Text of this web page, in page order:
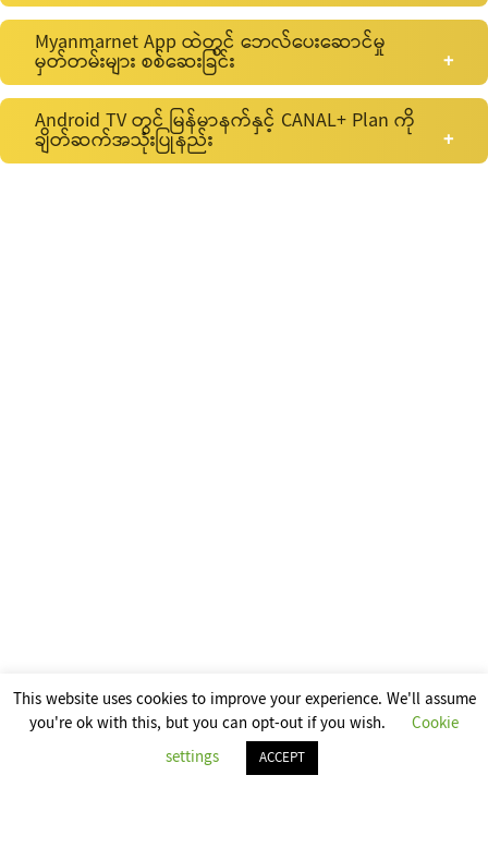
Myanmarnet App ထဲတွင် ဘေလ်ပေးဆောင်မှု
မှတ်တမ်းများ စစ်ဆေးခြင်း
Android TV တွင် မြန်မာနက်နှင့် CANAL+ Plan ကို
ချိတ်ဆက်အသုံးပြုနည်း
This website uses cookies to improve your experience. We'll assume
you're ok with this, but you can opt-out if you wish.
Cookie
settings
ACCEPT